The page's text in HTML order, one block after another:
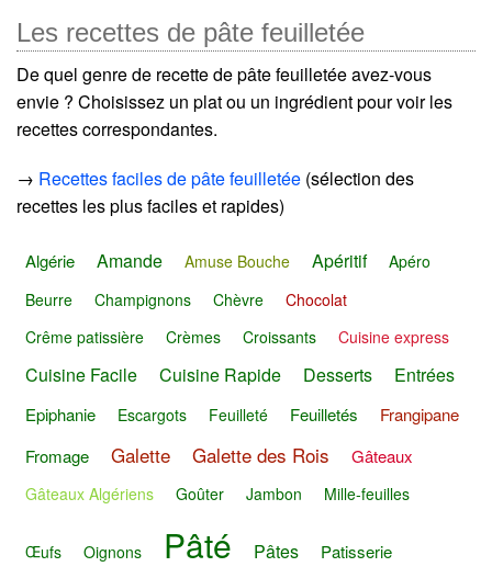
Les recettes de pâte feuilletée
De quel genre de recette de pâte feuilletée avez-vous
envie ? Choisissez un plat ou un ingrédient pour voir les
recettes correspondantes.
→ Recettes faciles de pâte feuilletée (sélection des
recettes les plus faciles et rapides)
Algérie Amande Amuse Bouche Apéritif
Apéro
Beurre
Champignons Chèvre
Chocolat
Crême patissière
Crèmes Croissants Cuisine express
Cuisine Facile Cuisine Rapide Desserts Entrées
Epiphanie Escargots Feuilleté Feuilletés
Frangipane
Fromage
Galette Galette des Rois Gâteaux
Gâteaux Algériens Goûter Jambon Mille-feuilles
Œufs Oignons Pâté Pâtes Patisserie